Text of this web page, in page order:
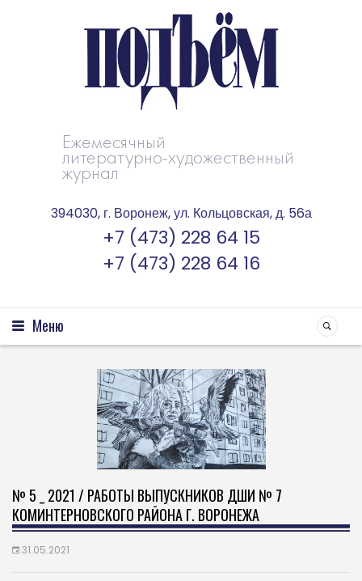
Ежемесячный
литературно-художественный
журнал
394030, г. Воронеж, ул. Кольцовская, д. 56а
+7 (473) 228 64 15
+7 (473) 228 64 16
Меню
№ 5 _ 2021 / РАБОТЫ ВЫПУСКНИКОВ ДШИ № 7
КОМИНТЕРНОВСКОГО РАЙОНА Г. ВОРОНЕЖА
31.05.2021